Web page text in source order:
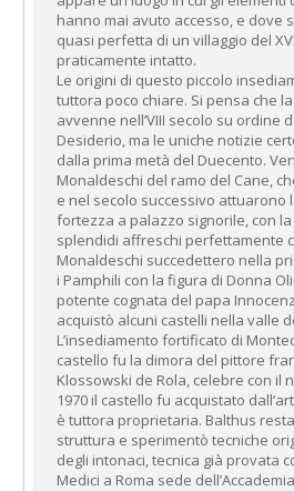
hanno mai avuto accesso, e dove
quasi perfetta di un villaggio del
praticamente intatto.
Le origini di questo piccolo
tuttora poco chiare. Si pensa che
avvenne nell’VIII secolo su ordine
Desiderio, ma le uniche notizie
dalla prima metà del Duecento.
Monaldeschi del ramo del Cane,
e nel secolo successivo attuarono
fortezza a palazzo signorile, con
splendidi affreschi perfettamente
Monaldeschi succedettero nella
i Pamphili con la figura di Donna
potente cognata del papa
acquistò alcuni castelli nella valle
L’insediamento fortificato di
castello fu la dimora del pittore
Klossowski de Rola, celebre con il
1970 il castello fu acquistato
è tuttora proprietaria. Balthus
struttura e sperimentò tecniche
degli intonaci, tecnica già provata
Medici a Roma sede